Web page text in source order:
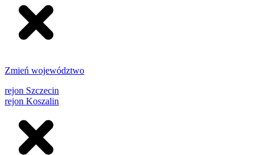
Zmień województwo
rejon Szczecin
rejon Koszalin